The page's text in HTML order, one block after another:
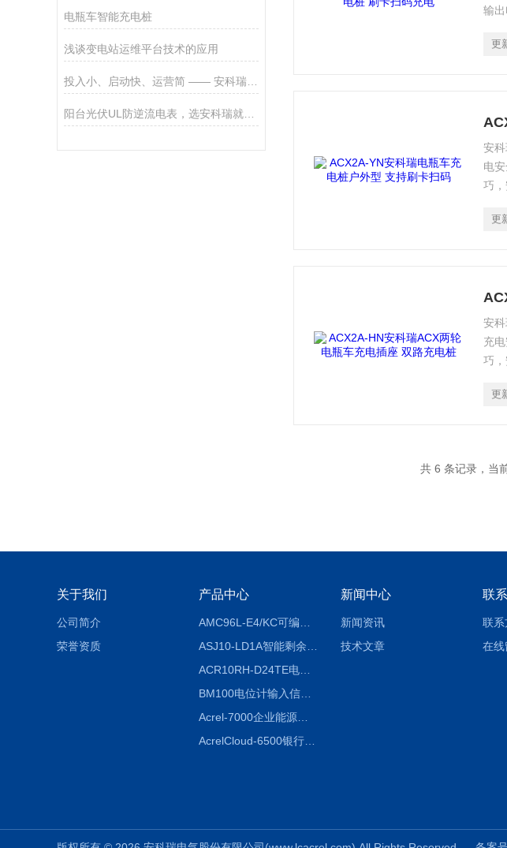
电瓶车智能充电桩
浅谈变电站运维平台技术的应用
阳台光伏UL防逆流电表，选安科瑞就够了
输
更
安
电
巧
式
更
安
充
巧
式
更
共 6 条记录，当
关于我们
公司简介
荣誉资质
产品中心
ACR10RH-D24TE电力仪表外置开口式互感器
BM100电位计输入信号隔离器
Acrel-7000企业能源管控平台
AcrelCloud-6500银行业安全用电能耗云平台
新闻中心
新闻资讯
技术文章
联
联系
在线